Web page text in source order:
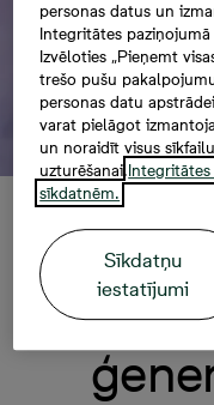
efektīvi
personas datus un
Integritātes
Izvēloties „Pieņemt
trešo pušu
personas datu
varat pielāgot
un noraidīt visus
uzturēšanai.
sīkdatnēm.
Sīkdatņu
iestatījumi